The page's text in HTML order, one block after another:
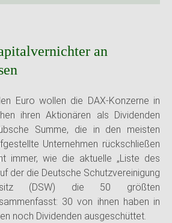
an
Euro wollen die DAX-Konzerne in
ihren Aktionären als Dividenden
Summe, die in den meisten
Unternehmen rückschließen
immer, wie die aktuelle „Liste des
der die Deutsche Schutzvereinigung
(DSW) die 50 größten
30 von ihnen haben in
noch Dividenden ausgeschüttet.